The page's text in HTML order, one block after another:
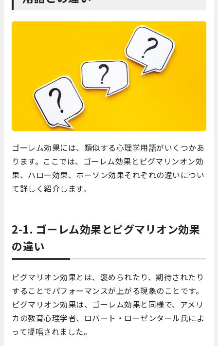
ゴーレム効果には、類似する心理学用語がいくつかあ
ります。ここでは、ゴーレム効果とピグマリンオン効
果、ハロー効果、ホーソン効果それぞれの違いについ
て詳しく紹介します。
2-1. ゴーレム効果とピグマリオン効果
の違い
ピグマリオン効果とは、褒められたり、期待されたり
することでパフォーマンスが上がる現象のことです。
ピグマリオン効果は、ゴーレム効果と同様で、アメリ
カの教育心理学者、ロバート・ローゼンタール氏によ
って提唱されました。